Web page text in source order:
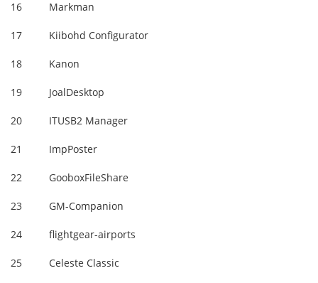
16 Markman
17 Kiibohd Configurator
18 Kanon
19 JoalDesktop
20 ITUSB2 Manager
21 ImpPoster
22 GooboxFileShare
23 GM-Companion
24 flightgear-airports
25 Celeste Classic